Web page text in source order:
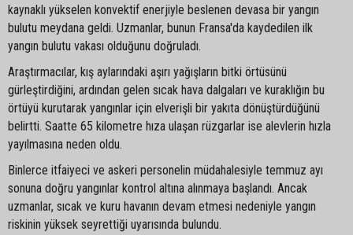
kaynaklı yükselen konvektif enerjiyle beslenen devasa bir yangın
bulutu meydana geldi. Uzmanlar, bunun Fransa'da kaydedilen ilk
yangın bulutu vakası olduğunu doğruladı.
Araştırmacılar, kış aylarındaki aşırı yağışların bitki örtüsünü
gürleştirdiğini, ardından gelen sıcak hava dalgaları ve kuraklığın bu
örtüyü kurutarak yangınlar için elverişli bir yakıta dönüştürdüğünü
belirtti. Saatte 65 kilometre hıza ulaşan rüzgarlar ise alevlerin hızla
yayılmasına neden oldu.
Binlerce itfaiyeci ve askeri personelin müdahalesiyle temmuz ayı
sonuna doğru yangınlar kontrol altına alınmaya başlandı. Ancak
uzmanlar, sıcak ve kuru havanın devam etmesi nedeniyle yangın
riskinin yüksek seyrettiği uyarısında bulundu.